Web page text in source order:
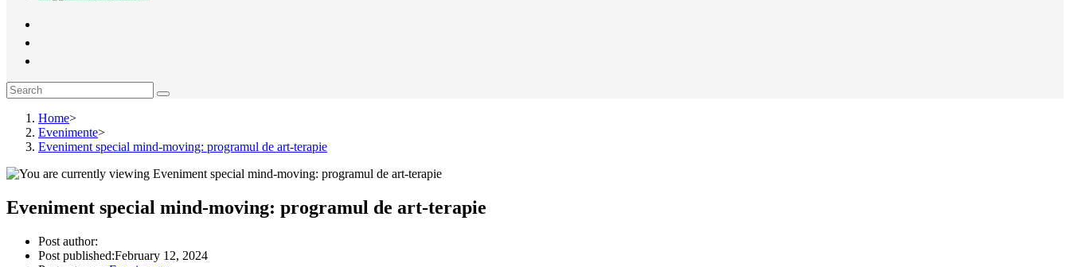
Home>
Evenimente>
Eveniment special mind-moving: programul de art-terapie
Eveniment special mind-moving: programul de art-terapie
Post author:
Post published:February 12, 2024